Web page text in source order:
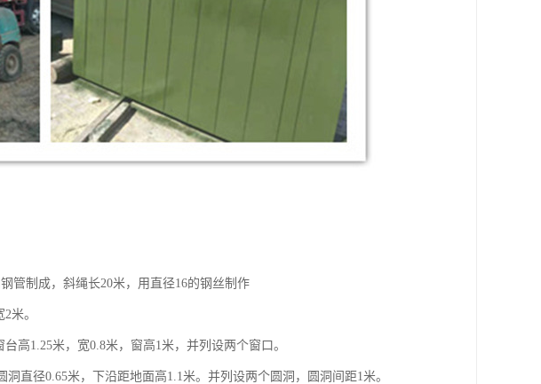
管制成，斜绳长20米，用直径16的钢丝制作
米。
高1.25米，宽0.8米，窗高1米，并列设两个窗口。
直径0.65米，下沿距地面高1.1米。并列设两个圆洞，圆洞间距1米。